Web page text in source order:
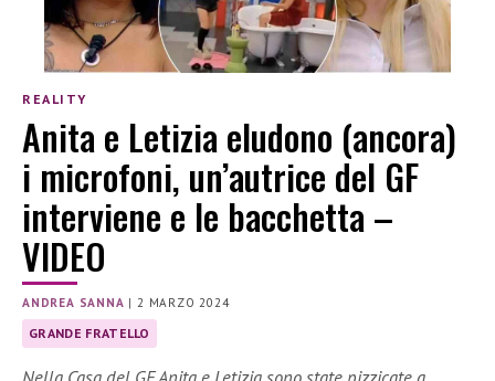
REALITY
Anita e Letizia eludono (ancora)
i microfoni, un’autrice del GF
interviene e le bacchetta –
VIDEO
ANDREA SANNA |2 MARZO 2024
GRANDE FRATELLO